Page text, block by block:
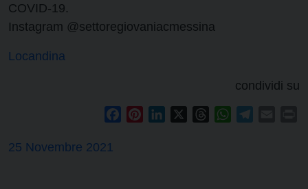
COVID-19.
Instagram @settoregiovaniacmessina
Locandina
condividi su
FacebookPinterestLinkedIn ThreadsWhatsApp
25 Novembre 2021